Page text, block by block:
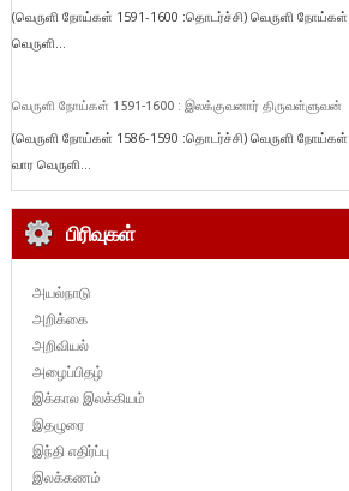
(வெருளி நோய்கள் 1591-1600 :தொடர்ச்சி) வெருளி நோய்கள்
வெருளி...
வெருளி நோய்கள் 1591-1600 : இலக்குவனார் திருவள்ளுவன்
(வெருளி நோய்கள் 1586-1590 :தொடர்ச்சி) வெருளி
வார வெருளி...
பிரிவுகள்
அயல்நாடு
அறிக்கை
அறிவியல்
அழைப்பிதழ்
இக்கால இலக்கியம்
இதழுரை
இந்தி எதிர்ப்பு
இலக்கணம்